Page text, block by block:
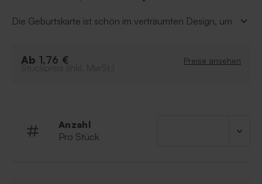
Die Geburtskarte ist schön im verträumten Design, um
im Online-Editor geben.
Ab 1,76 € Preise ansehen
Anzahl
Pro Stück